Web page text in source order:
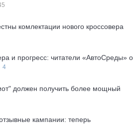
комлектации нового кроссовера
и прогресс: читатели «АвтоСреды» о
4
должен получить более мощный
кампании: теперь